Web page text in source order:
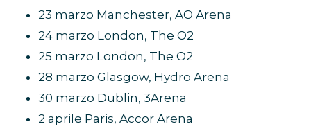
23 marzo Manchester, AO Arena
24 marzo London, The O2
25 marzo London, The O2
28 marzo Glasgow, Hydro Arena
30 marzo Dublin, 3Arena
2 aprile Paris, Accor Arena